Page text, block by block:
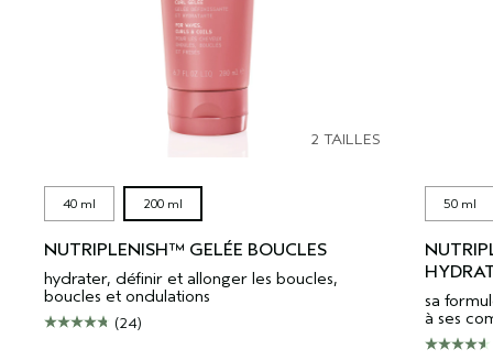
2 TAILLES
40 ml 200 ml
NUTRIPLENISH™ GELÉE BOUCLES
hydrater, définir et allonger les boucles,
boucles et ondulations
(24)
50 ml
sa
à ses